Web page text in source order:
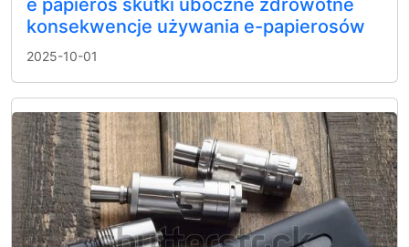
konsekwencje używania e-papierosów
2025-10-01